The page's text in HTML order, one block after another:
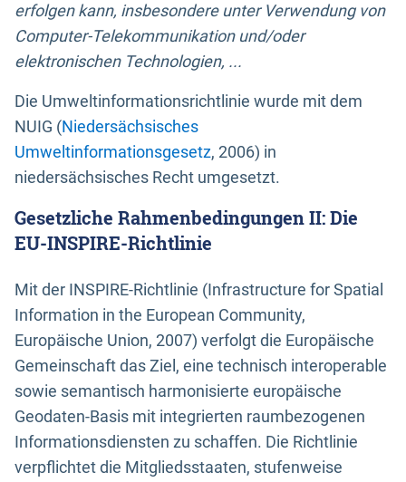
erfolgen kann, insbesondere unter Verwendung von
Computer-Telekommunikation und/oder
elektronischen Technologien, ...
Die Umweltinformationsrichtlinie wurde mit dem
NUIG (Niedersächsisches
Umweltinformationsgesetz, 2006) in
niedersächsisches Recht umgesetzt.
Gesetzliche Rahmenbedingungen II: Die
EU-INSPIRE-Richtlinie
Mit der INSPIRE-Richtlinie (Infrastructure for Spatial
Information in the European Community,
Europäische Union, 2007) verfolgt die Europäische
Gemeinschaft das Ziel, eine technisch interoperable
sowie semantisch harmonisierte europäische
Geodaten-Basis mit integrierten raumbezogenen
Informationsdiensten zu schaffen. Die Richtlinie
verpflichtet die Mitgliedsstaaten, stufenweise